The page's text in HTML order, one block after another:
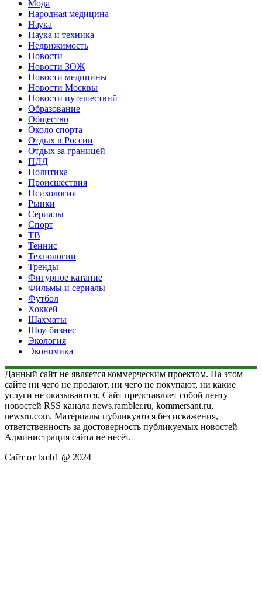
Мода
Народная медицина
Наука
Наука и техника
Недвижимость
Новости
Новости ЗОЖ
Новости медицины
Новости Москвы
Новости путешествий
Образование
Общество
Около спорта
Отдых в России
Отдых за границей
ПДД
Политика
Происшествия
Психология
Рынки
Сериалы
Спорт
ТВ
Теннис
Технологии
Тренды
Фигурное катание
Фильмы и сериалы
Футбол
Хоккей
Шахматы
Шоу-бизнес
Экология
Экономика
Данный сайт не является коммерческим проектом. На этом
сайте ни чего не продают, ни чего не покупают, ни какие
услуги не оказываются. Сайт представляет собой ленту
новостей RSS канала news.rambler.ru, kommersant.ru,
newsru.com. Материалы публикуются без искажения,
ответственность за достоверность публикуемых новостей
Администрация сайта не несёт.
Сайт от bmb1 @ 2024